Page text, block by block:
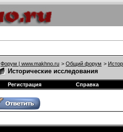
Форум | www.makhno.ru > Общий форум >
Исторические исследования
Регистрация Справка